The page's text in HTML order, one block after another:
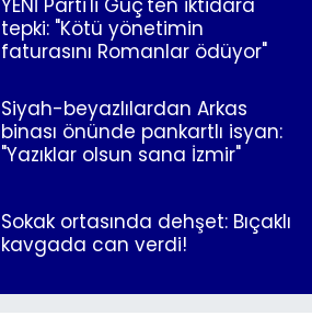
YENİ Parti'li Güç'ten iktidara
tepki: "Kötü yönetimin
faturasını Romanlar ödüyor"
Siyah-beyazlılardan Arkas
binası önünde pankartlı isyan:
"Yazıklar olsun sana İzmir"
Sokak ortasında dehşet: Bıçaklı
kavgada can verdi!